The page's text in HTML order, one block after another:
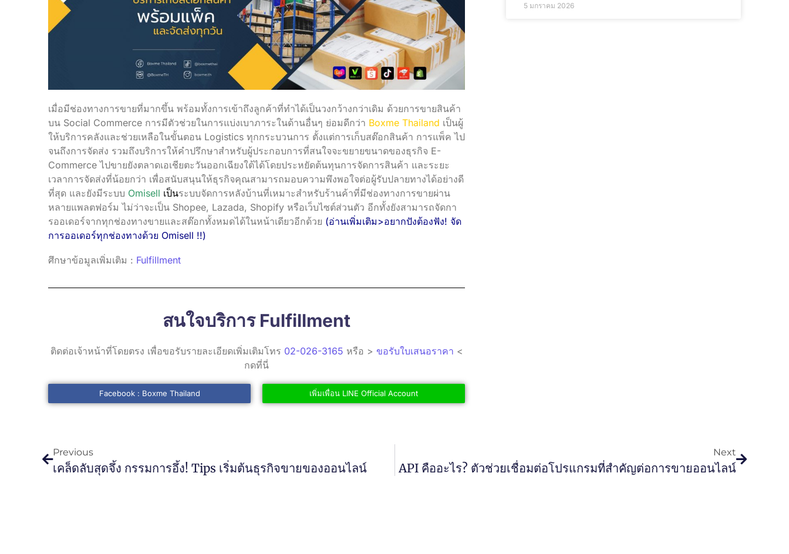
เมื่อมีช่องทางการขายที่มากขึ้น พร้อมทั้งการเข้าถึงลูกค้าที่ทำได้เป็นวงกว้างกว่าเดิม ด้วยการขายสินค้า
บน Social Commerce การมีตัวช่วยในการแบ่งเบาภาระในด้านอื่นๆ ย่อมดีกว่า Boxme Thailand เป็นผู้
ให้บริการคลังและช่วยเหลือในขั้นตอน Logistics ทุกกระบวนการ ตั้งแต่การเก็บสต๊อกสินค้า การแพ็ค ไป
จนถึงการจัดส่ง รวมถึงบริการให้คำปรึกษาสำหรับผู้ประกอบการที่สนใจจะขยายขนาดของธุรกิจ E-
Commerce ไปขายยังตลาดเอเชียตะวันออกเฉียงใต้ได้โดยประหยัดต้นทุนการจัดการสินค้า และระยะ
เวลาการจัดส่งที่น้อยกว่า เพื่อสนับสนุนให้ธุรกิจคุณสามารถมอบความพึงพอใจต่อผู้รับปลายทางได้อย่างดี
ที่สุด และยังมีระบบ Omisell เป็นระบบจัดการหลังบ้านที่เหมาะสำหรับร้านค้าที่มีช่องทางการขายผ่าน
หลายแพลตฟอร์ม ไม่ว่าจะเป็น Shopee, Lazada, Shopify หรือเว็บไซต์ส่วนตัว อีกทั้งยังสามารถจัดกา
รออเดอร์จากทุกช่องทางขายและสต๊อกทั้งหมดได้ในหน้าเดียวอีกด้วย (อ่านเพิ่มเติม>อยากปังต้องฟัง! จัด
การออเดอร์ทุกช่องทางด้วย Omisell !!)
ศึกษาข้อมูลเพิ่มเติม : Fulfillment
สนใจบริการ Fulfillment
ติดต่อเจ้าหน้าที่โดยตรง เพื่อขอรับรายละเอียดเพิ่มเติมโทร 02-026-3165 หรือ > ขอรับใบเสนอราคา <
กดที่นี่
Facebook : Boxme Thailand เพิ่มเพื่อน LINE Official Account
5 มกราคม 2026
Previous
เคล็ดลับสุดจึ้ง กรรมการอึ้ง! Tips เริ่มต้นธุรกิจขายของออนไลน์
Next
API คืออะไร? ตัวช่วยเชื่อมต่อโปรแกรมที่สำคัญต่อการขายออนไลน์